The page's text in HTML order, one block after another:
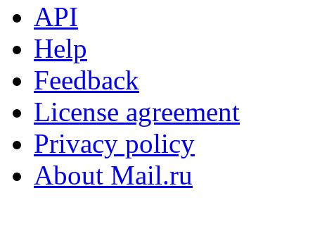
API
Help
Feedback
License agreement
Privacy policy
About Mail.ru